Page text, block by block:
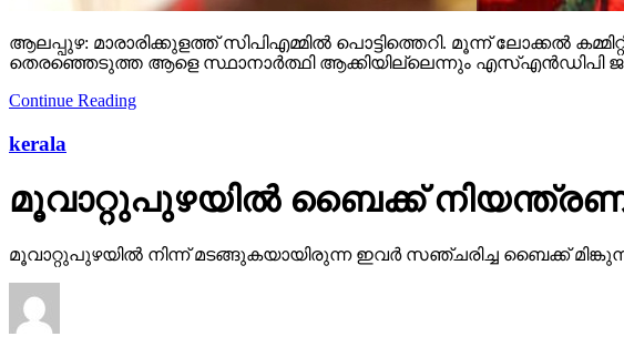
ആലപ്പുഴ: മാരാരിക്കുളത്ത് സിപിഎമ്മില്‍ പൊട്ടിത്തെറി. മൂന്ന് ലോക്കല്‍
തെരഞ്ഞെടുത്ത ആളെ സ്ഥാനാര്‍ത്ഥി ആക്കിയില്ലെന്നും എസ്എന്‍ഡിപി
Continue Reading
kerala
മൂവാറ്റുപുഴയില്‍ ബൈക്ക് നിയന്ത്രണം
മൂവാറ്റുപുഴയില്‍ നിന്ന് മടങ്ങുകയായിരുന്ന ഇവര്‍ സഞ്ചരിച്ച ബൈക്ക്